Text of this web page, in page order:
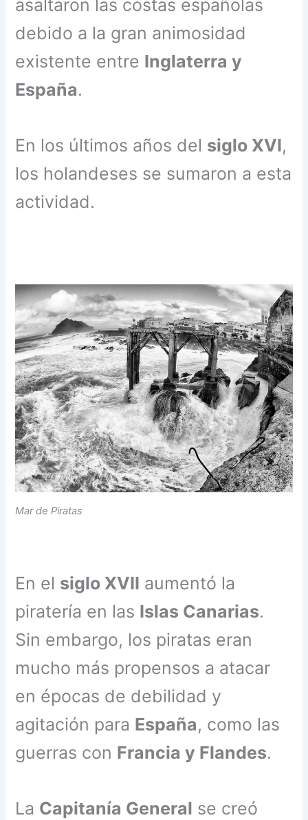
asaltaron las costas españolas
debido a la gran animosidad
existente entre Inglaterra y
España.
En los últimos años del siglo XVI,
los holandeses se sumaron a esta
actividad.
Mar de Piratas
En el siglo XVII aumentó la
piratería en las Islas Canarias.
Sin embargo, los piratas eran
mucho más propensos a atacar
en épocas de debilidad y
agitación para España, como las
guerras con Francia y Flandes.
La Capitanía General se creó